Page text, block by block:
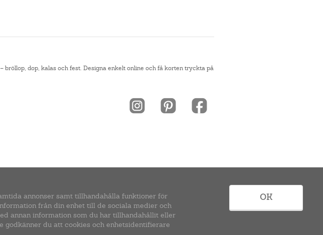
annonser samt tillhandahålla funktioner för
från din enhet till de sociala medier och
annan information som du har tillhandahållit eller
godkänner du att cookies och enhetsidentifierare
OK
dop, kalas och fest. Designa enkelt online och få korten tryckta på